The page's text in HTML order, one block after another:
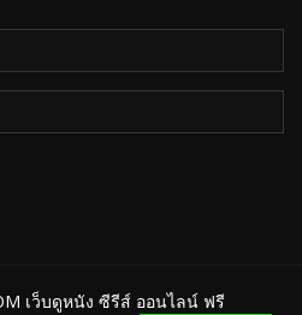
เว็บดูหนัง ซีรีส์ ออนไลน์ ฟรี